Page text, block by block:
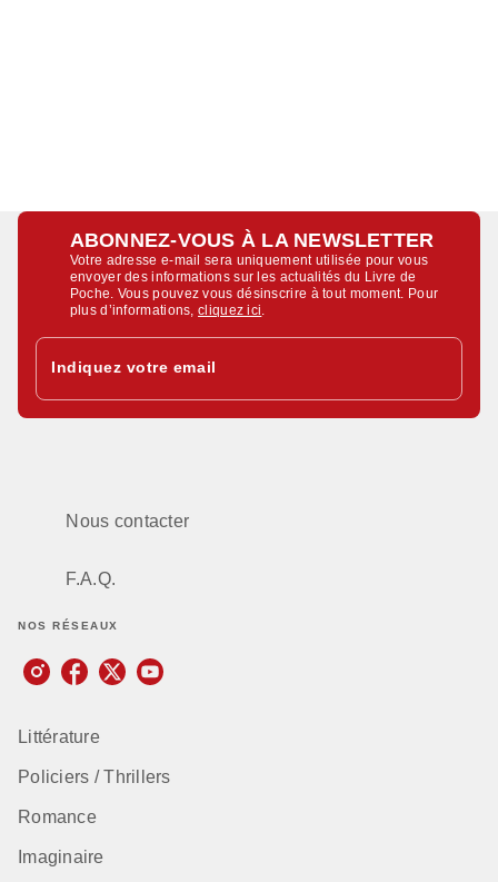
ABONNEZ-VOUS À LA NEWSLETTER
Votre adresse e-mail sera uniquement utilisée pour vous
envoyer des informations sur les actualités du Livre de
Poche. Vous pouvez vous désinscrire à tout moment. Pour
plus d’informations,cliquez ici
Indiquez votre email
Nous contacter
F.A.Q.
NOS RÉSEAUX
Littérature
Policiers / Thrillers
Romance
Imaginaire